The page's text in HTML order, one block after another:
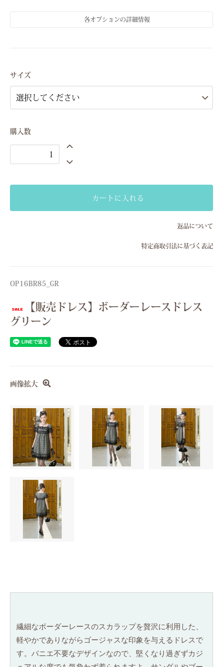
各オプションの詳細情報
サイズ
購入数
カートに入れる
返品について
特定商取引法に基づく表記
OP16BR85_GR
【販売ドレス】ボーダーレースドレス
グリーン
画像拡大
繊細なボーダーレースのスカラップを贅沢に利用した、
軽やかでありながらゴージャスな印象を与えるドレスで
す。パニエ不要なデザインなので、堅くなり過ぎずカジ